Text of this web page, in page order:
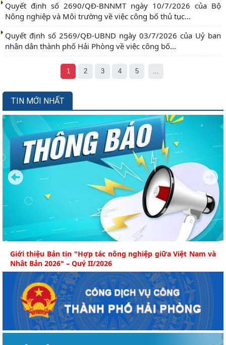
Quyết định số 2690/QĐ-BNNMT ngày 10/7/2026 của Bộ
Nông nghiệp và Môi trường về việc công bố thủ tục...
Quyết định số 2569/QĐ-UBND ngày 03/7/2026 của Uỷ ban
nhân dân thành phố Hải Phòng về việc công bố...
1 2 3 4 5
TIN MỚI NHẤT
Giới thiệu Bản tin "Hợp tác nông nghiệp giữa Việt Nam và
Nhật Bản 2026" – Quý II/2026